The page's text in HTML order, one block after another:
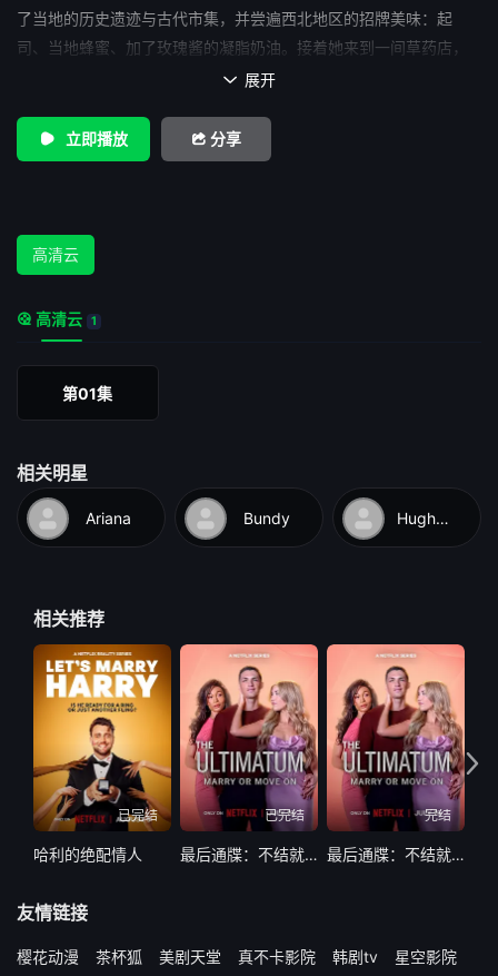
了当地的历史遗迹与古代市集，并尝遍西北地区的招牌美味：起
司、当地蜂蜜、加了玫瑰酱的凝脂奶油。接着她来到一间草药店，
学习在波斯料理与顺势医学中，极为重要的冷热平衡概念，再到由
间糕饼店，品味大布里士的知名甜点；一位著名的糕点店老板，还
教她如何制作当地的特色菜。回到杜拜之后，亚莉安娜将包含羊奶
 展开
立即播放 分享
高清云
高清云 1
第01集
相关明星
Ariana Bundy Hughes
相关推荐
已完结
哈利的绝配情人
已完结
最后通牒：不结就分第四季
完结
最后通牒：不结就分 第四季
友情链接
樱花动漫 茶杯狐 美剧天堂 真不卡影院 韩剧tv 星空影院